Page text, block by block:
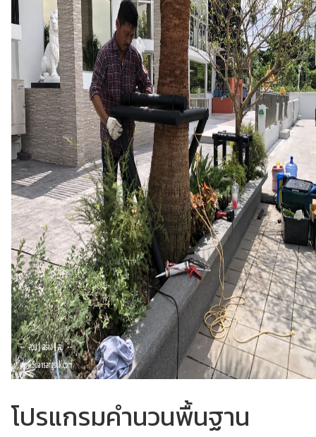
โปรแกรมคำนวนพื้นฐาน